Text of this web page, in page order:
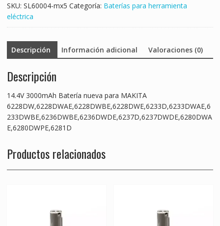
SKU: SL60004-mx5 Categoría: Baterías para herramienta
eléctrica
Descripción Información adicional Valoraciones (0)
Descripción
14.4V 3000mAh Batería nueva para MAKITA
6228DW,6228DWAE,6228DWBE,6228DWE,6233D,6233DWAE,6
233DWBE,6236DWBE,6236DWDE,6237D,6237DWDE,6280DWA
E,6280DWPE,6281D
Productos relacionados